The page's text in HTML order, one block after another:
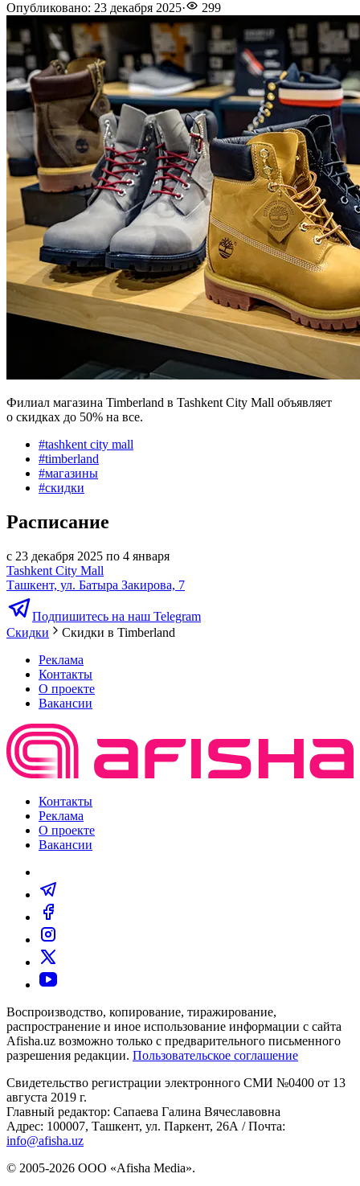
Опубликовано: 23 декабря 2025· 299
Филиал магазина Timberland в Tashkent City Mall объявляет
о скидках до 50% на все.
#tashkent city mall
#timberland
#магазины
#скидки
Расписание
с 23 декабря 2025 по 4 января
Tashkent City Mall
Ташкент, ул. Батыра Закирова, 7
Подпишитесь на наш Telegram
Скидки
Скидки в Timberland
Реклама
Контакты
О проекте
Вакансии
Контакты
Реклама
О проекте
Вакансии
Воспроизводство, копирование, тиражирование,
распространение и иное использование информации с сайта
Afisha.uz возможно только с предварительного письменного
разрешения редакции. Пользовательское соглашение
Свидетельство регистрации электронного СМИ №0400 от 13
августа 2019 г.
Главный редактор: Сапаева Галина Вячеславовна
Адрес: 100007, Ташкент, ул. Паркент, 26А / Почта:
info@afisha.uz
© 2005-2026 ООО «Afisha Media».